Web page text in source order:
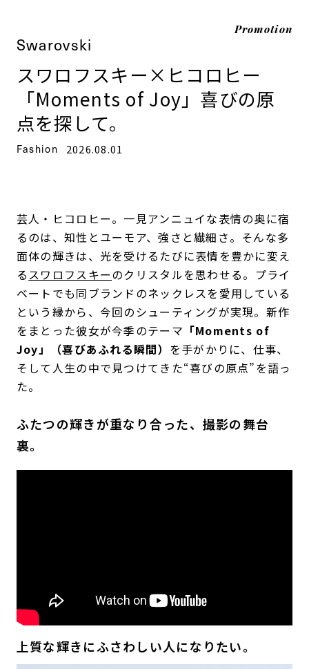
Promotion
Swarovski
スワロフスキー×ヒコロヒー
「Moments of Joy」喜びの原
点を探して。
Fashion 2026.08.01
芸人・ヒコロヒー。一見アンニュイな表情の奥に宿
るのは、知性とユーモア、強さと繊細さ。そんな多
面体の輝きは、光を受けるたびに表情を豊かに変え
る スワロフスキーのクリスタルを思わせる。プライ
ベートでも同ブランドのネックレスを愛用している
という縁から、今回のシューティングが実現。新作
をまとった彼女が今季のテーマ 「Moments of
Joy」（喜びあふれる瞬間） を手がかりに、仕事、
そして人生の中で見つけてきた“喜びの原点”を語っ
た。
ふたつの輝きが重なり合った、撮影の舞台
裏。
上質な輝きにふさわしい人になりたい。